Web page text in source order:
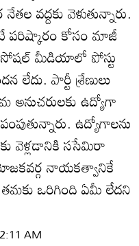
వద్దకు వెళుతున్నారు.
పరిష్కారం కోసం మాజీ
సోషల్‌ మీడియాలో పోస్టు
పార్టీ శ్రేణులు
అనుచరులకు ఉద్యోగా
ఉద్యోగాలను
వెళ్లడానికి ససేమిరా
నాయకత్వానికే
ఒరిగింది ఏమీ లేదని
AM